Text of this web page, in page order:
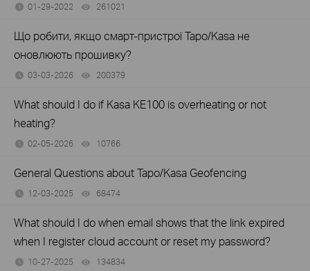
01-29-2022 261021
Що робити, якщо смарт-пристрої Tapo/Kasa не
оновлюють прошивку?
03-03-2026 200379
What should I do if Kasa KE100 is overheating or not
heating?
02-05-2026 10766
General Questions about Tapo/Kasa Geofencing
12-03-2025 68474
What should I do when email shows that the link expired
when I register cloud account or reset my password?
10-27-2025 134834